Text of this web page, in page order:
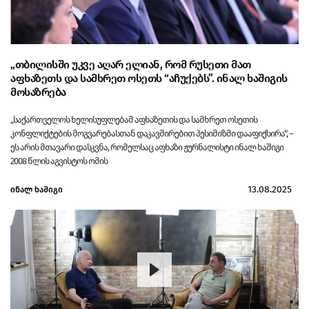
„თბილისში უკვე აღარ ელიან, რომ რუსეთი მათ
აფხაზეთს და სამხრეთ ოსეთს “აჩუქებს”. ინალ ხაშიგის
მოსაზრება
„საქართველოს ხელისუფლებამ აფხაზეთის და სამხრეთ ოსეთის
კონფლიქტების მოგვარებასთან დაკავშირებით პესიმიზმი დააფიქსირა“, –
ეს არის მთავარი დასკვნა, რომელსაც აფხაზი ჟურნალისტი ინალ ხაშიგი
2008 წლის აგვისტოს ომის
ინალ ხაშიგი 13.08.2025